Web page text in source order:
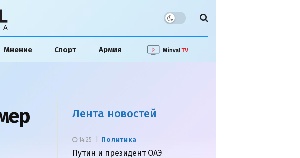
Мнение Спорт Армия
Лента новостей
Политика
Путин и президент ОАЭ
14:25